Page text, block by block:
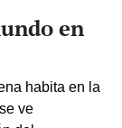
en
habita en la
ve